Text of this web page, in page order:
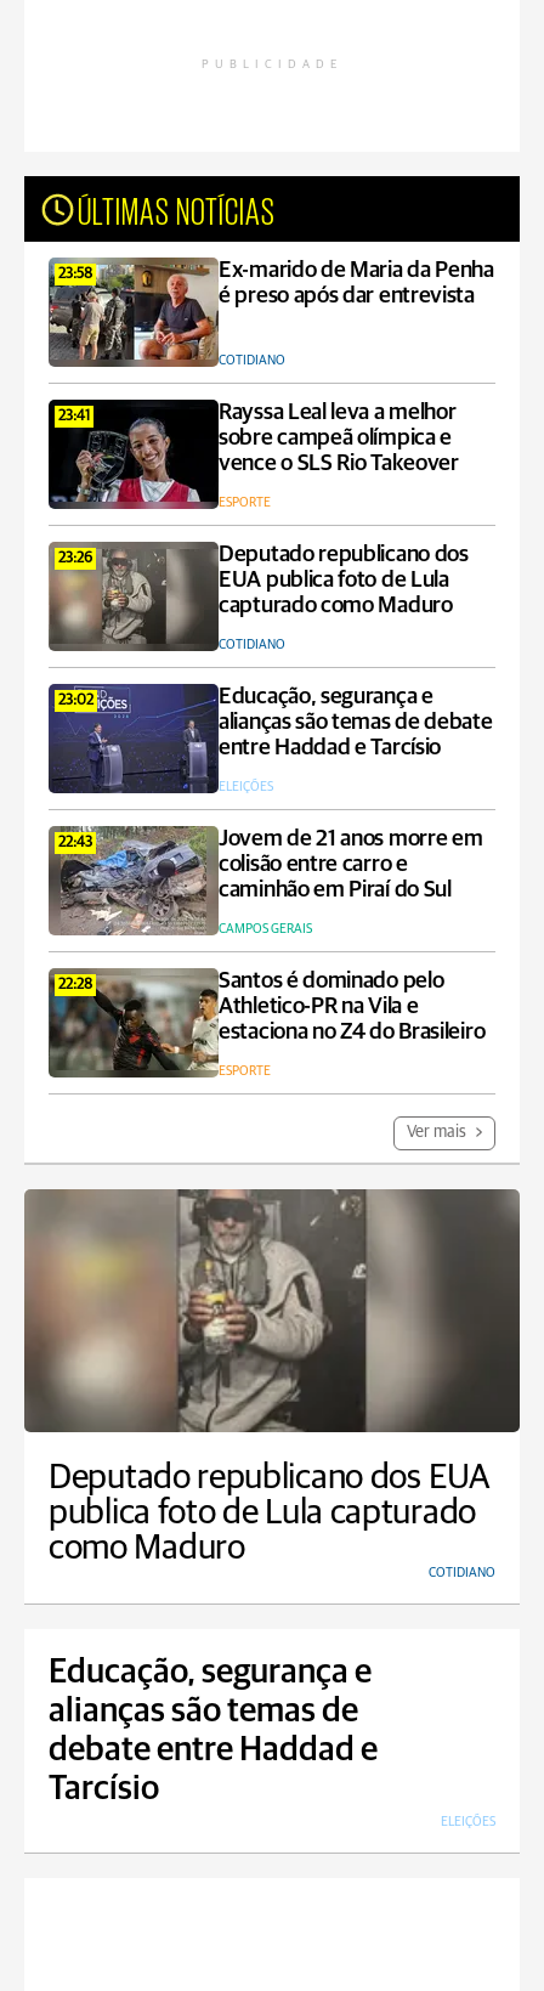
PUBLICIDADE
ÚLTIMAS NOTÍCIAS
23:58
Ex-marido de Maria da Penha
é preso após dar entrevista
COTIDIANO
23:41
Rayssa Leal leva a melhor
sobre campeã olímpica e
vence o SLS Rio Takeover
ESPORTE
23:26
Deputado republicano dos
EUA publica foto de Lula
capturado como Maduro
COTIDIANO
23:02
Educação, segurança e
alianças são temas de debate
entre Haddad e Tarcísio
ELEIÇÕES
22:43
Jovem de 21 anos morre em
colisão entre carro e
caminhão em Piraí do Sul
CAMPOS GERAIS
22:28
Santos é dominado pelo
Athletico-PR na Vila e
estaciona no Z4 do Brasileiro
ESPORTE
Ver mais
Deputado republicano dos EUA
publica foto de Lula capturado
como Maduro
COTIDIANO
Educação, segurança e
alianças são temas de
debate entre Haddad e
Tarcísio
ELEIÇÕES